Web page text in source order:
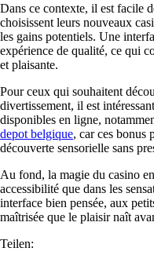
Dans ce contexte, il est facile
choisissent leurs nouveaux
les gains potentiels. Une
expérience de qualité, ce qui
et plaisante.
Pour ceux qui souhaitent
divertissement, il est
disponibles en ligne,
depot belgique, car ces bonus
découverte sensorielle sans
Au fond, la magie du casino
accessibilité que dans les
interface bien pensée, aux
maîtrisée que le plaisir naît
Teilen: